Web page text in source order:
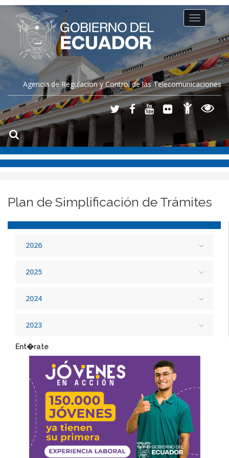
Agencia de Regulación y Control de las Telecomunicaciones
Toggle
navigation
Plan de Simplificación de Trámites
2026
2025
2024
2023
Ent�rate